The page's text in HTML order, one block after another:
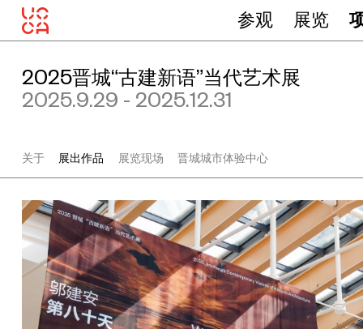
参观 展览
2025晋城“古建新语”当代艺术展
2025.9.29 - 2025.12.31
关于 展出作品 展览现场 晋城城市体验中心